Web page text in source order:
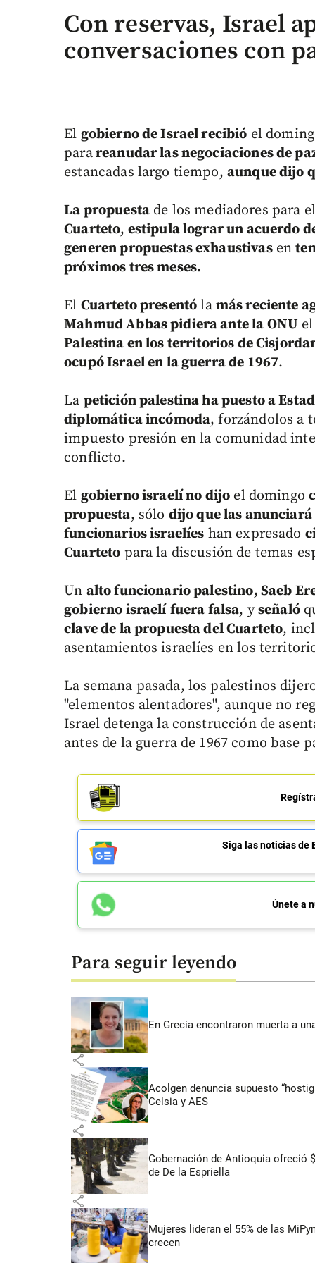
Con reservas, Israel
conversaciones con
El gobierno de Israel recibió el
parareanudar las negociaciones de
estancadas largo tiempo, aunque dijo
La propuesta de los mediadores para
Cuarteto, estipula lograr un acuerdo
generen propuestas exhaustivasen
próximos tres meses.
El Cuarteto presentó la más reciente
Mahmud Abbas pidiera ante la ONU
Palestina en los territorios de
ocupó Israel en la guerra de 1967.
La petición palestina ha puesto a
diplomática incómoda, forzándolos a
impuesto presión en la comunidad
conflicto.
El gobierno israelí no dijo el domingo
propuesta, sólo dijo que las
funcionarios israelíes han expresado
Cuarteto para la discusión de temas
Un alto funcionario palestino, Saeb
gobierno israelí fuera falsa, yseñaló
clave de la propuesta del Cuarteto,
asentamientos israelíes en los
La semana pasada, los palestinos
"elementos alentadores", aunque no
Israel detenga la construcción de
antes de la guerra de 1967 como base
Siga las noticias de
Únete a
Para seguir leyendo
En Grecia encontraron muerta a
share
Acolgen denuncia supuesto
Celsia y AES
share
Gobernación de Antioquia ofreció
de De la Espriella
share
Mujeres lideran el 55% de las
crecen